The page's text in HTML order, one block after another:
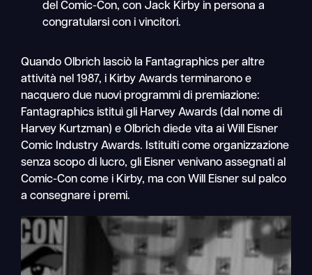
del Comic-Con, con Jack Kirby in persona a
congratularsi con i vincitori.
Quando Olbrich lasciò la Fantagraphics per altre
attività nel 1987, i Kirby Awards terminarono e
nacquero due nuovi programmi di premiazione:
Fantagraphics istituì gli Harvey Awards (dal nome di
Harvey Kurtzman) e Olbrich diede vita ai Will Eisner
Comic Industry Awards. Istituiti come organizzazione
senza scopo di lucro, gli Eisner venivano assegnati al
Comic-Con come i Kirby, ma con Will Eisner sul palco
a consegnare i premi.